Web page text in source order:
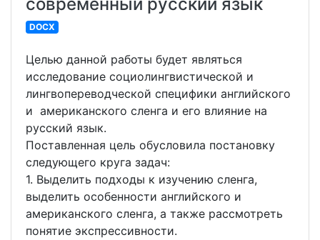
современный русский язык
DOCX
Целью данной работы будет являться
исследование социолингвистической и
лингвопереводческой специфики английского
и американского сленга и его влияние на
русский язык.
Поставленная цель обусловила постановку
следующего круга задач:
1. Выделить подходы к изучению сленга,
выделить особенности английского и
американского сленга, а также рассмотреть
понятие экспрессивности.